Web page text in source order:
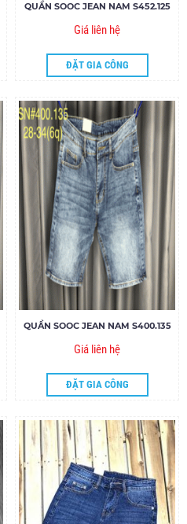
QUẦN SOOC JEAN NAM S452.125
Giá liên hệ
ĐẶT GIA CÔNG
QUẦN SOOC JEAN NAM S400.135
Giá liên hệ
ĐẶT GIA CÔNG